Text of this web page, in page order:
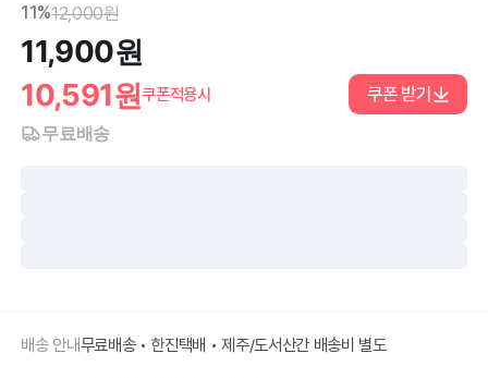
11%12,000원
11,900원
10,591원쿠폰적용시 쿠폰 받기
무료배송
배송 안내무료배송 • 한진택배 • 제주/도서산간 배송비 별도